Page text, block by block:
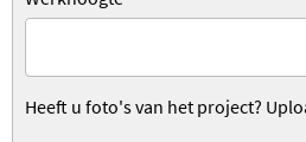
Heeft u foto's van het project?